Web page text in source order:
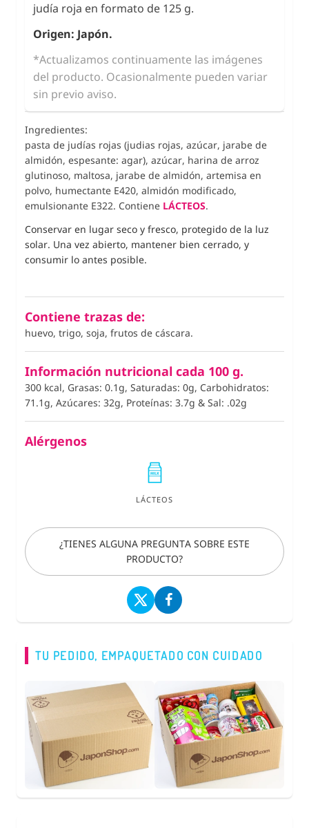
judía roja en formato de 125 g.
Origen: Japón.
*Actualizamos continuamente las imágenes
del producto. Ocasionalmente pueden variar
sin previo aviso.
Ingredientes:
pasta de judías rojas (judias rojas, azúcar, jarabe de
almidón, espesante: agar), azúcar, harina de arroz
glutinoso, maltosa, jarabe de almidón, artemisa en
polvo, humectante E420, almidón modificado,
emulsionante E322. Contiene LÁCTEOS.
Conservar en lugar seco y fresco, protegido de la luz
solar. Una vez abierto, mantener bien cerrado, y
consumir lo antes posible.
Contiene trazas de:
huevo, trigo, soja, frutos de cáscara.
Información nutricional cada 100 g.
300 kcal, Grasas: 0.1g, Saturadas: 0g, Carbohidratos:
71.1g, Azúcares: 32g, Proteínas: 3.7g & Sal: .02g
Alérgenos
LÁCTEOS
¿TIENES ALGUNA PREGUNTA SOBRE ESTE
PRODUCTO?
TU PEDIDO, EMPAQUETADO CON CUIDADO